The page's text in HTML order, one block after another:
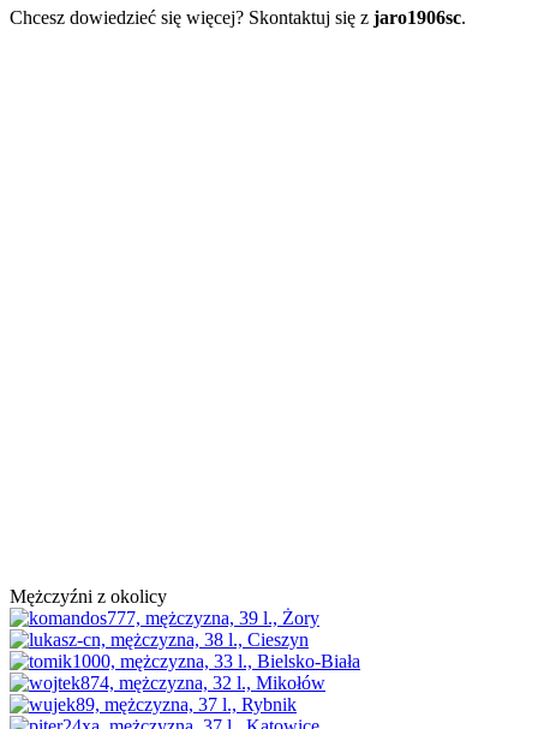
Chcesz dowiedzieć się więcej? Skontaktuj się z jaro1906sc.
Mężczyźni z okolicy